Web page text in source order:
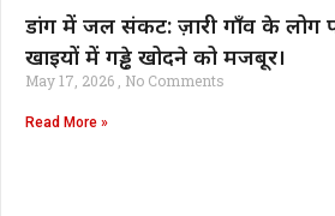
डांग में जल संकट: ज़ारी गाँव के लोग
खाइयों में गड्ढे खोदने को मजबूर।
May 17, 2026 No Comments
Read More »